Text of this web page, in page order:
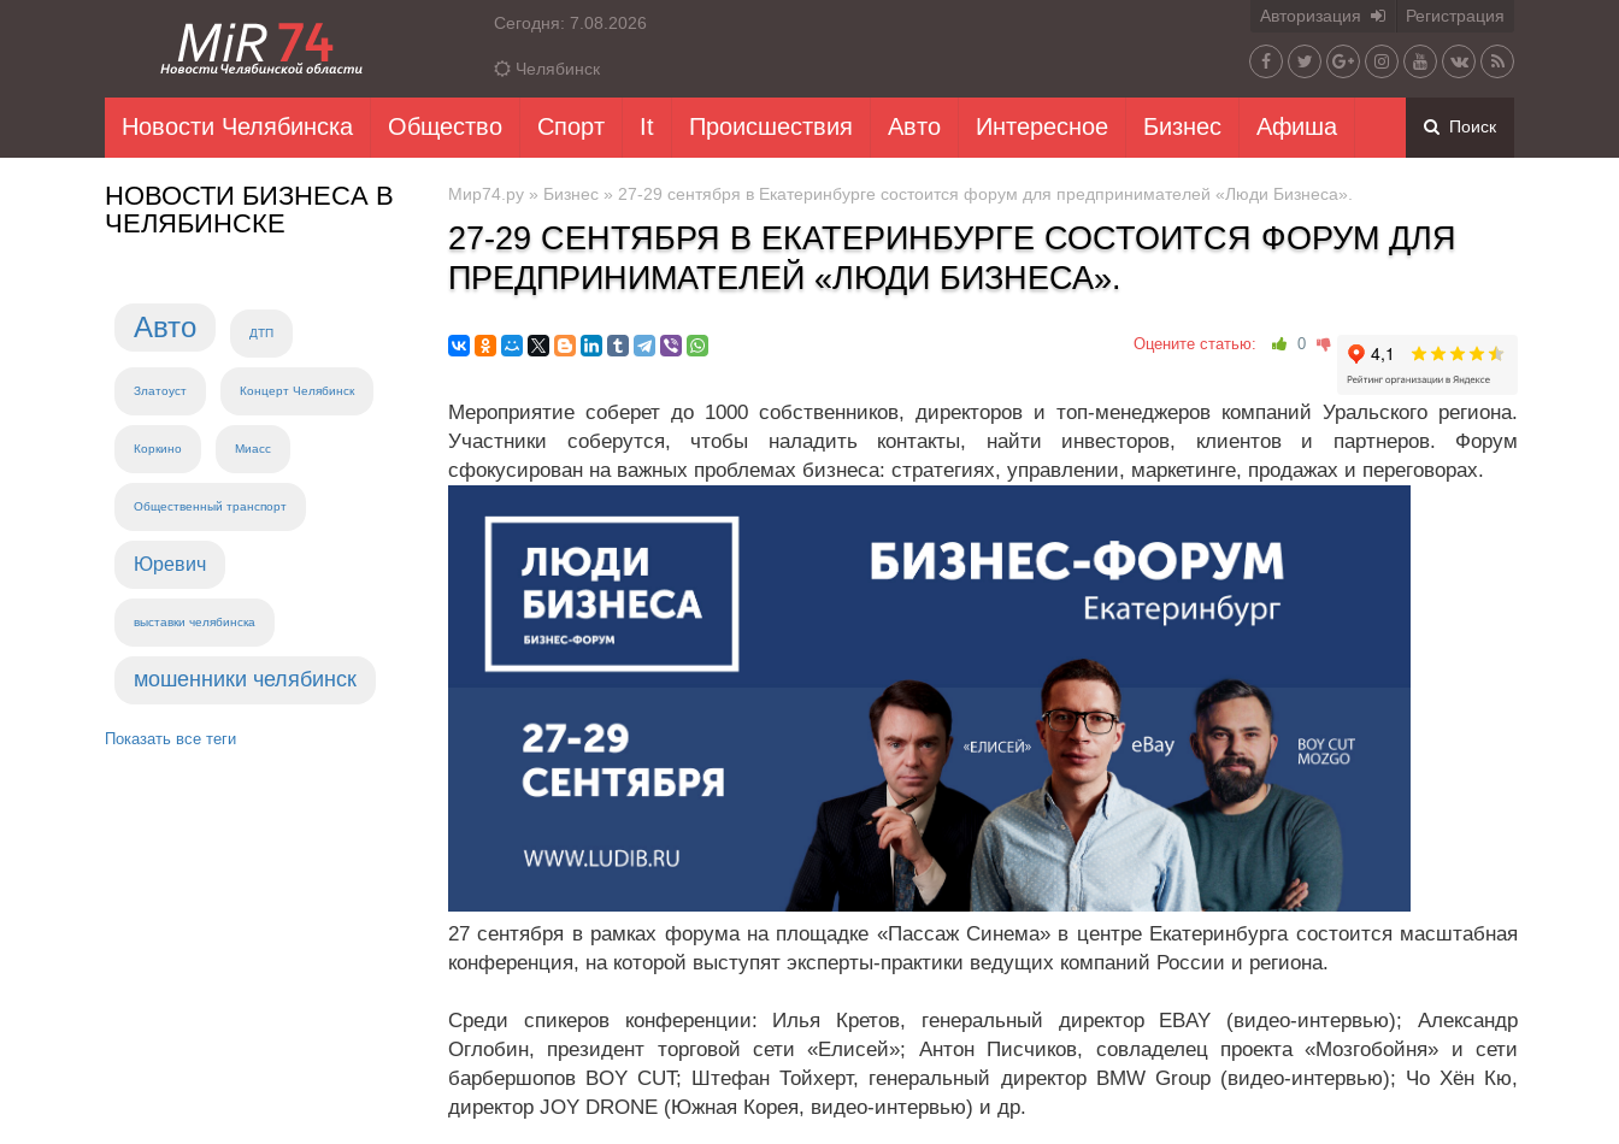
Сегодня: 7.08.2026
Челябинск
Авторизация Регистрация
Новости Челябинска Общество Спорт It Происшествия Авто Интересное Бизнес Афиша Поиск
НОВОСТИ БИЗНЕСА В
ЧЕЛЯБИНСКЕ
Авто ДТП
Златоуст Концерт Челябинск
Коркино Миасс
Общественный транспорт
Юревич
выставки челябинска
мошенники челябинск
Показать все теги
Мир74.ру » Бизнес » 27-29 сентября в Екатеринбурге состоится форум для предпринимателей «Люди Бизнеса».
27-29 СЕНТЯБРЯ В ЕКАТЕРИНБУРГЕ СОСТОИТСЯ ФОРУМ ДЛЯ
ПРЕДПРИНИМАТЕЛЕЙ «ЛЮДИ БИЗНЕСА».
Оцените статью: 0
Мероприятие соберет до 1000 собственников, директоров и топ-менеджеров компаний Уральского региона.
Участники соберутся, чтобы наладить контакты, найти инвесторов, клиентов и партнеров. Форум
сфокусирован на важных проблемах бизнеса: стратегиях, управлении, маркетинге, продажах и переговорах.
27 сентября в рамках форума на площадке «Пассаж Синема» в центре Екатеринбурга состоится масштабная
конференция, на которой выступят эксперты-практики ведущих компаний России и региона.
Среди спикеров конференции: Илья Кретов, генеральный директор EBAY (видео-интервью); Александр
Оглобин, президент торговой сети «Елисей»; Антон Писчиков, совладелец проекта «Мозгобойня» и сети
барбершопов BOY CUT; Штефан Тойхерт, генеральный директор BMW Group (видео-интервью); Чо Хён Кю,
директор JOY DRONE (Южная Корея, видео-интервью) и др.